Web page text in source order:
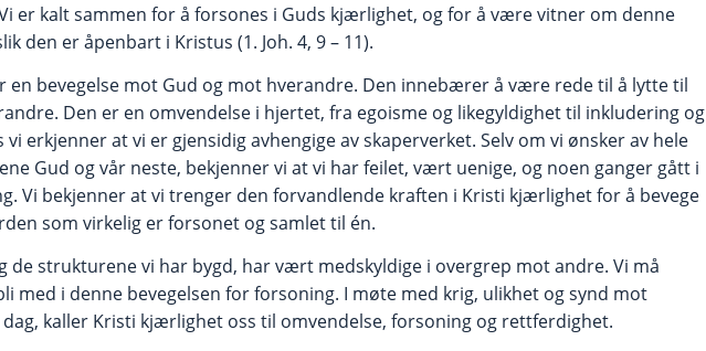
er kalt sammen for å forsones i Guds kjærlighet, og for å være vitner om denne
den er åpenbart i Kristus (1. Joh. 4, 9 – 11).
en bevegelse mot Gud og mot hverandre. Den innebærer å være rede til å lytte til
Den er en omvendelse i hjertet, fra egoisme og likegyldighet til inkludering og
vi erkjenner at vi er gjensidig avhengige av skaperverket. Selv om vi ønsker av hele
Gud og vår neste, bekjenner vi at vi har feilet, vært uenige, og noen ganger gått i
Vi bekjenner at vi trenger den forvandlende kraften i Kristi kjærlighet for å bevege
som virkelig er forsonet og samlet til én.
de strukturene vi har bygd, har vært medskyldige i overgrep mot andre. Vi må
med i denne bevegelsen for forsoning. I møte med krig, ulikhet og synd mot
kaller Kristi kjærlighet oss til omvendelse, forsoning og rettferdighet.